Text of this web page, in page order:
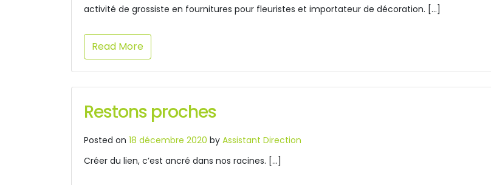
activité de grossiste en fournitures pour fleuristes et importateur de décoration. […]
Read More
Restons proches
Posted on 18 décembre 2020 by Assistant Direction
Créer du lien, c’est ancré dans nos racines. […]